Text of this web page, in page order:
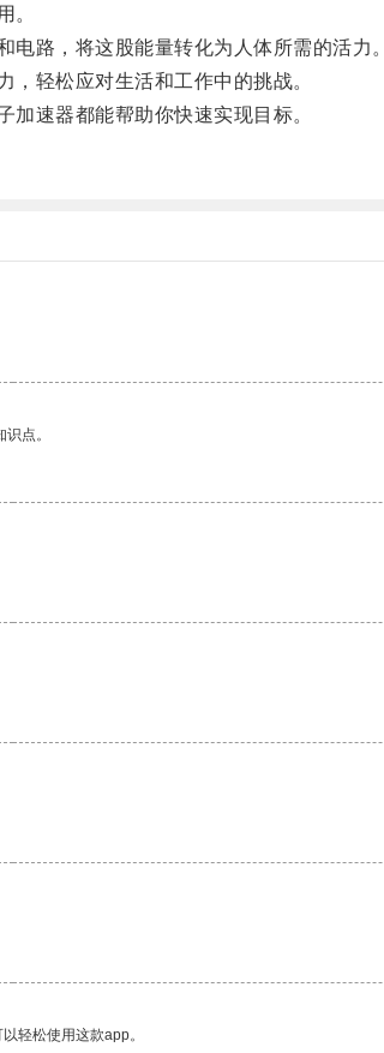
。
路，将这股能量转化为人体所需的活力。
轻松应对生活和工作中的挑战。
速器都能帮助你快速实现目标。
点。
轻松使用这款app。